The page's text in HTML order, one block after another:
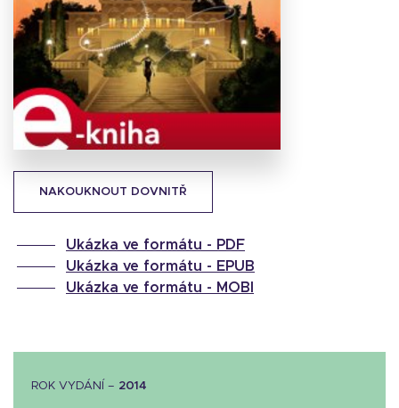
NAKOUKNOUT DOVNITŘ
Ukázka ve formátu - PDF
Ukázka ve formátu - EPUB
Ukázka ve formátu - MOBI
ROK VYDÁNÍ – 2014